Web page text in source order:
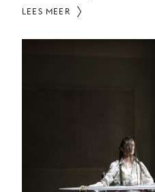
LEES MEER